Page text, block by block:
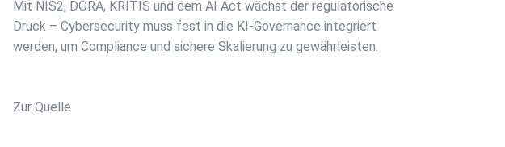
Mit NIS2, DORA, KRITIS und dem AI Act wächst der regulatorische
Druck – Cybersecurity muss fest in die KI-Governance integriert
werden, um Compliance und sichere Skalierung zu gewährleisten.
Zur Quelle